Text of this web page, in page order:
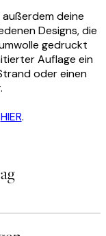
deine
Designs, die
gedruckt
Auflage ein
oder einen
HIER.